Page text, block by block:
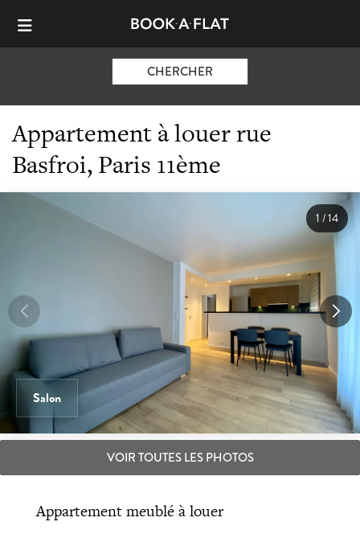
CHERCHER
Appartement à louer rue
Basfroi, Paris 11ème
Salon
1/14
VOIR TOUTES LES PHOTOS
Appartement meublé à louer